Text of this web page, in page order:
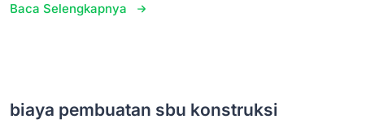
Baca Selengkapnya
biaya pembuatan sbu konstruksi